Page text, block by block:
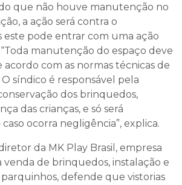
que não houve manutenção no
a ação será contra o
este pode entrar com uma ação
manutenção do espaço deve
acordo com as normas técnicas de
síndico é responsável pela
dos brinquedos,
das crianças, e só será
ocorra negligência”, explica.
da MK Play Brasil, empresa
venda de brinquedos, instalação e
defende que vistorias